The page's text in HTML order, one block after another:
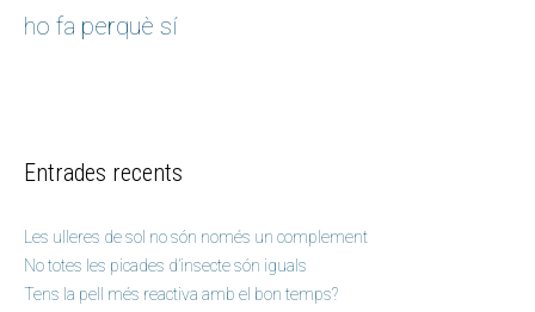
ho fa perquè sí
Entrades recents
Les ulleres de sol no són només un complement
No totes les picades d’insecte són iguals
Tens la pell més reactiva amb el bon temps?